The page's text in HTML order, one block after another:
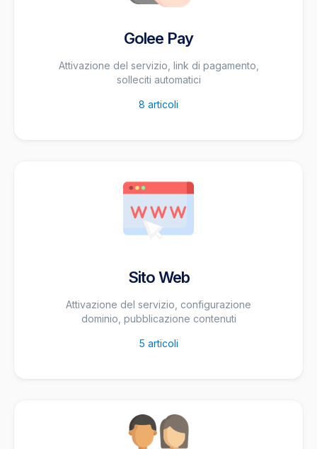
Golee Pay
Attivazione del servizio, link di pagamento,
solleciti automatici
8 articoli
Sito Web
Attivazione del servizio, configurazione
dominio, pubblicazione contenuti
5 articoli